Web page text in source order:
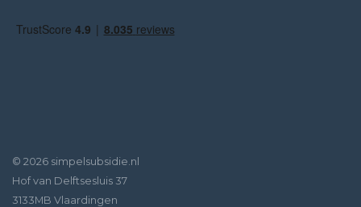
© 2026 simpelsubsidie.nl
Hof van Delftsesluis 37
3133MB Vlaardingen